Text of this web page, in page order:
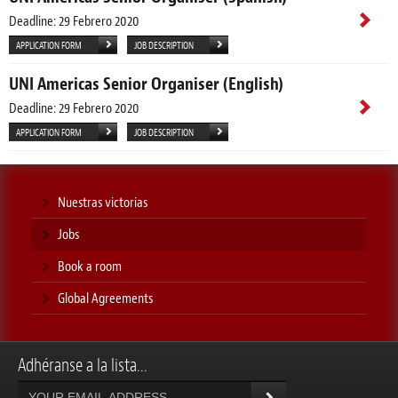
Deadline:29 Febrero 2020
APPLICATION FORM JOB DESCRIPTION
UNI Americas Senior Organiser (English)
Deadline:29 Febrero 2020
APPLICATION FORM JOB DESCRIPTION
Nuestras victorias
Jobs
Book a room
Global Agreements
Adhéranse a la lista...